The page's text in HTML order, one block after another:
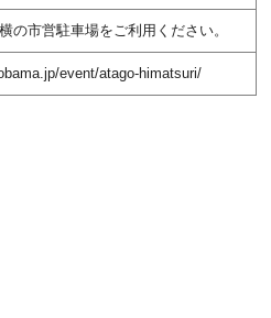
の市営駐車場をご利用ください。
event/atago-himatsuri/